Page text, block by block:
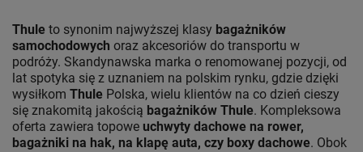
Thule to synonim najwyższej klasy bagażników
samochodowych oraz akcesoriów do transportu w
podróży. Skandynawska marka o renomowanej pozycji, od
lat spotyka się z uznaniem na polskim rynku, gdzie dzięki
wysiłkom Thule Polska, wielu klientów na co dzień cieszy
się znakomitą jakością bagażników Thule. Kompleksowa
oferta zawiera topowe uchwyty dachowe na rower,
bagażniki na hak, na klapę auta, czy boxy dachowe. Obok